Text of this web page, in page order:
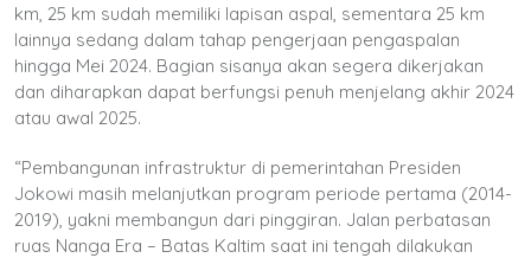
km, 25 km sudah memiliki lapisan aspal, sementara 25 km
lainnya sedang dalam tahap pengerjaan pengaspalan
hingga Mei 2024. Bagian sisanya akan segera dikerjakan
dan diharapkan dapat berfungsi penuh menjelang akhir 2024
atau awal 2025.
“Pembangunan infrastruktur di pemerintahan Presiden
Jokowi masih melanjutkan program periode pertama (2014-
2019), yakni membangun dari pinggiran. Jalan perbatasan
ruas Nanga Era – Batas Kaltim saat ini tengah dilakukan